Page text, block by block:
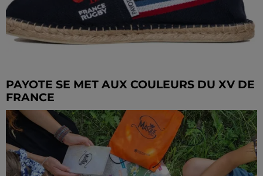
PAYOTE SE MET AUX COULEURS DU XV DE
FRANCE